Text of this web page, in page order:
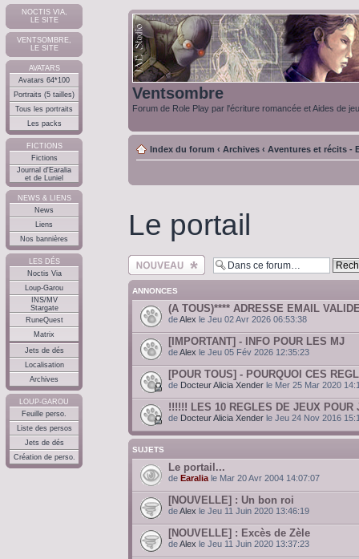
NOCTIS VIA,
LE SITE
VENTSOMBRE,
LE SITE
AVATARS
Avatars 64*100
Portraits (5 tailles)
Tous les portraits
Les packs
FICTIONS
Fictions
Journal d'Earalia
et de Luniel
NEWS & LIENS
News
Liens
Nos bannières
LES DÉS
Noctis Via
Loup-Garou
INS/MV
Stargate
RuneQuest
Matrix
Jets de dés
Localisation
Archives
LOUP-GAROU
Feuille perso.
Liste des persos
Jets de dés
Création de perso.
Ventsombre
Forum de Role Play par l'écriture romancée et Aides de
Index du forum ‹ Archives ‹ Aventures et récits -
Le portail
Ecrire un nouveau
sujet
ANNONCES
(A TOUS)**** ADRESSE EMAIL
deAlex le Jeu 02 Avr 2026 06:53:38
[IMPORTANT] - INFO POUR LES MJ
deAlex le Jeu 05 Fév 2026 12:35:23
[POUR TOUS] - POURQUOI CES
de Docteur Alicia Xender le Mer 25 Mar 2020
!!!!!! LES 10 REGLES DE JEUX POUR
de Docteur Alicia Xender le Jeu 24 Nov 2016
SUJETS
Le portail...
de Earalia le Mar 20 Avr 2004 14:07:07
[NOUVELLE] : Un bon roi
deAlex le Jeu 11 Juin 2020 13:46:19
[NOUVELLE] : Excès de Zèle
deAlex le Jeu 11 Juin 2020 13:37:23